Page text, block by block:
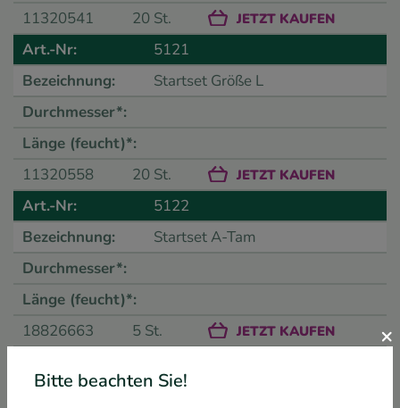
11320541 20 St. JETZT KAUFEN
5121
Startset Größe L
11320558 20 St. JETZT KAUFEN
5122
Startset A-Tam
18826663 5 St. JETZT KAUFEN
spiral
×
Bitte beachten Sie!